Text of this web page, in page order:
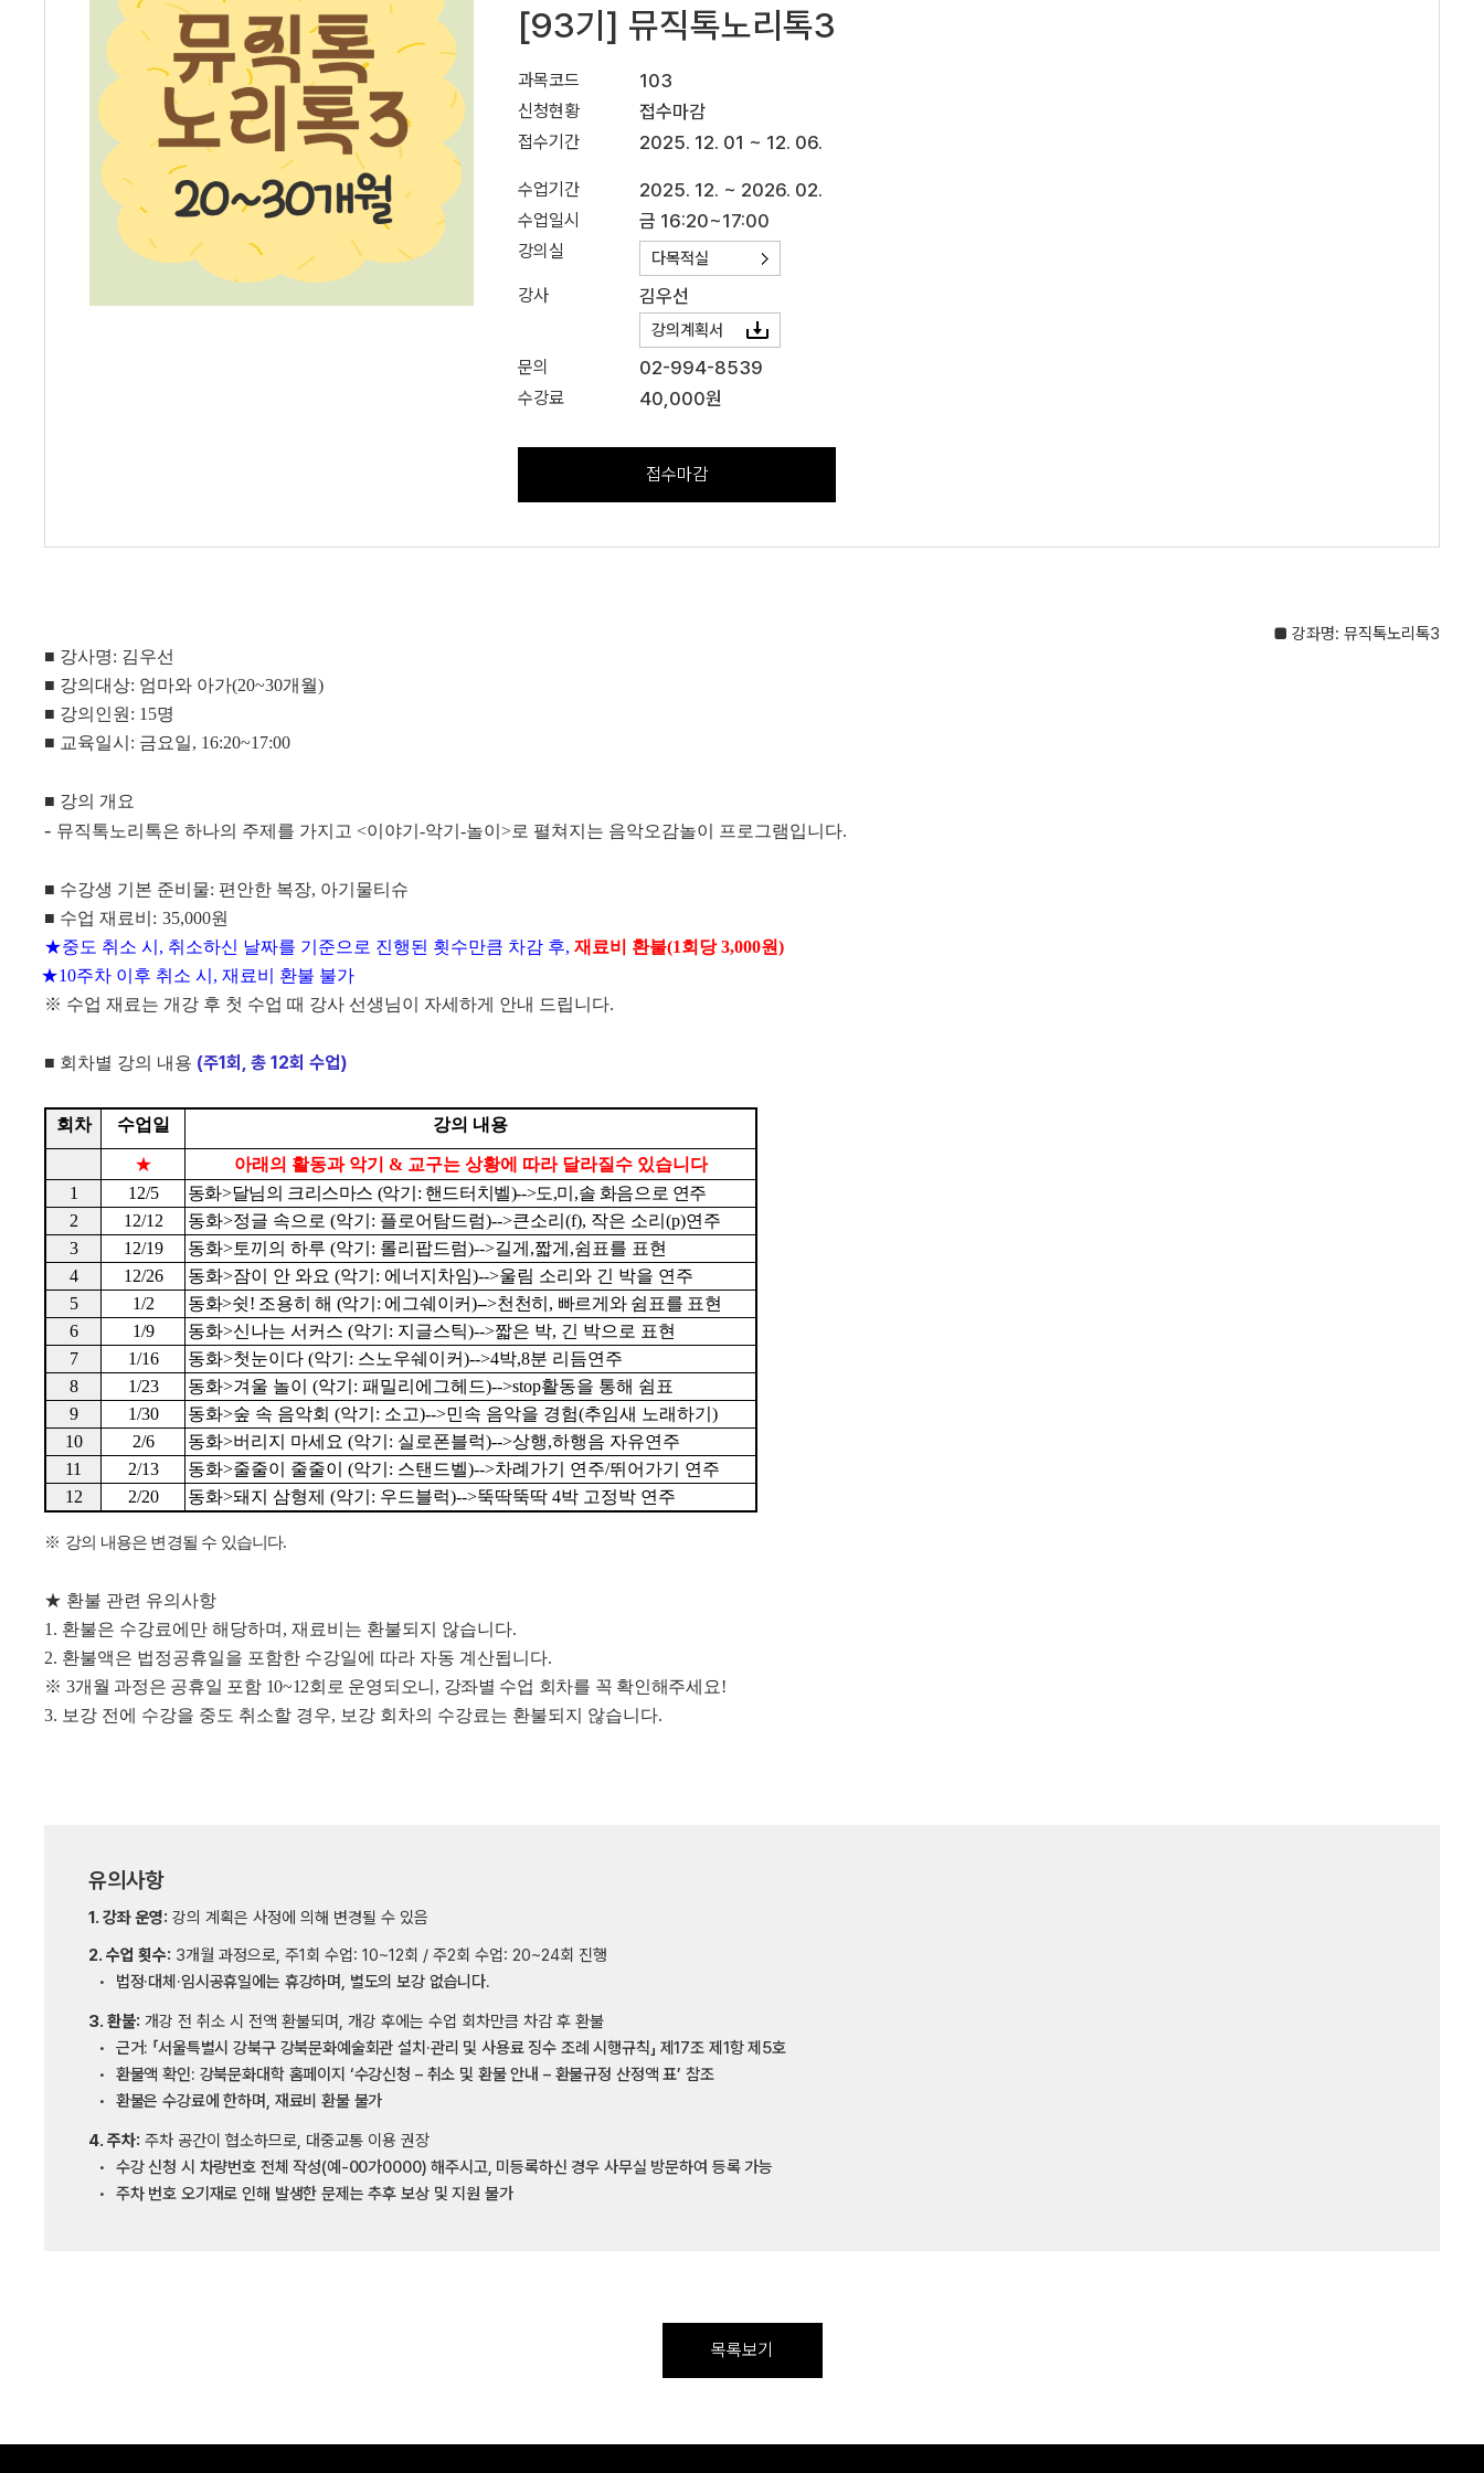
[93기] 뮤직톡노리톡3
과목코드 103
신청현황 접수마감
접수기간 2025. 12. 01 ~ 12. 06.
수업기간 2025. 12. ~ 2026. 02.
수업일시 금 16:20~17:00
강의실 다목적실
강사 김우선
강의계획서
문의 02-994-8539
수강료 40,000원
접수마감
■ 강좌명: 뮤직톡노리톡3
■ 강사명: 김우선
■ 강의대상: 엄마와 아가(20~30개월)
■ 강의인원 : 15명
■ 교육일시 : 금요일, 16:20~17:00
■ 강의 개요
- 뮤직톡노리톡은 하나의 주제를 가지고 <이야기 -악기 -놀이 >로 펼쳐지는 음악오감놀이 프로그램입니다.
■ 수강생 기본 준비물: 편안한 복장, 아기물티슈
■ 수업 재료비 : 35,000원
★중도 취소 시 , 취소하신 날짜를 기준으로 진행된 횟수만큼 차감 후, 재료비 환불(1회당3,000원)
★10주차 이후 취소 시 ,재료비 환불 불가
※ 수업 재료는 개강 후 첫 수업 때 강사 선생님이 자세하게 안내 드립니다.
■ 회차별 강의 내용 (주1회 , 총 12회 수업)
회차 수업일 강의 내용
★ 아래의 활동과 악기 & 교구는 상황에 따라 달라질수 있습니다
1
12/5 동화>달님의 크리스마스 (악기 : 핸드터치벨)-->도,미 ,솔 화음으로 연주
2
12/12 동화>정글 속으로 (악기 : 플로어탐드럼)-->큰소리 (f), 작은 소리 (p)연주
3
12/19 동화>토끼의 하루 (악기 : 롤리팝드럼)-->길게 ,짧게 ,쉼표를 표현
4
12/26 동화>잠이 안 와요 (악기 : 에너지차임)-->울림 소리와 긴 박을 연주
5
1/2 동화>쉿! 조용히 해 (악기 : 에그쉐이커)-->천천히 , 빠르게와 쉼표를 표현
6
1/9 동화>신나는 서커스 (악기 : 지글스틱)-->짧은 박, 긴 박으로 표현
7
1/16 동화>첫눈이다 (악기 : 스노우쉐이커)-->4박,8분 리듬연주
8
1/23 동화>겨울 놀이 (악기 : 패밀리에그헤드)-->stop활동을 통해 쉼표
9
1/30 동화>숲 속 음악회 (악기 : 소고)-->민속 음악을 경험(추임새 노래하기 )
10
2/6 동화>버리지 마세요 (악기 : 실로폰블럭)-->상행,하행음 자유연주
11
2/13 동화>줄줄이 줄줄이 (악기 : 스탠드벨)-->차례가기 연주/뛰어가기 연주
12
2/20 동화>돼지 삼형제 (악기 : 우드블럭)-->뚝딱뚝딱 4박 고정박 연주
※ 강의 내용은 변경될 수 있습니다.
★ 환불 관련 유의사항
1. 환불은 수강료에만 해당하며 , 재료비는 환불되지 않습니다.
2. 환불액은 법정공휴일을 포함한 수강일에 따라 자동 계산됩니다.
※ 3개 월 과정은 공휴일 포함 10~12회로 운영되오니 , 강좌별 수업 회차를 꼭 확인해주세요!
3. 보강 전에 수강을 중도 취소할 경우, 보강 회차의 수강료는 환불되지 않습니다.
유의사항
1. 강좌 운영: 강의 계획은 사정에 의해 변경될 수 있음
2. 수업 횟수: 3개월 과정으로, 주1회 수업: 10~12회 / 주2회 수업: 20~24회 진행
법정·대체·임시공휴일에는 휴강하며, 별도의 보강 없습니다.
3. 환불: 개강 전 취소 시 전액 환불되며, 개강 후에는 수업 회차만큼 차감 후 환불
근거: 「서울특별시 강북구 강북문화예술회관 설치·관리 및 사용료 징수 조례 시행규칙」 제17조 제1항 제5호
환불액 확인: 강북문화대학 홈페이지 ‘수강신청 – 취소 및 환불 안내 – 환불규정 산정액 표’ 참조
환불은 수강료에 한하며, 재료비 환불 불가
4. 주차: 주차 공간이 협소하므로, 대중교통 이용 권장
수강 신청 시 차량번호 전체 작성(예-00가0000) 해주시고, 미등록하신 경우 사무실 방문하여 등록 가능
주차 번호 오기재로 인해 발생한 문제는 추후 보상 및 지원 불가
목록보기